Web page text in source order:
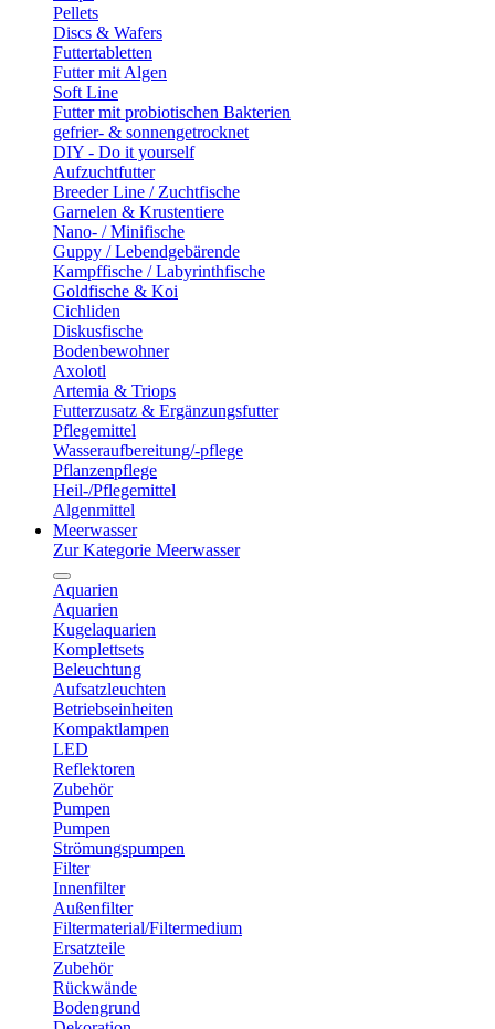
Pellets
Discs & Wafers
Futtertabletten
Futter mit Algen
Soft Line
Futter mit probiotischen Bakterien
gefrier- & sonnengetrocknet
DIY - Do it yourself
Aufzuchtfutter
Breeder Line / Zuchtfische
Garnelen & Krustentiere
Nano- / Minifische
Guppy / Lebendgebärende
Kampffische / Labyrinthfische
Goldfische & Koi
Cichliden
Diskusfische
Bodenbewohner
Axolotl
Artemia & Triops
Futterzusatz & Ergänzungsfutter
Pflegemittel
Wasseraufbereitung/-pflege
Pflanzenpflege
Heil-/Pflegemittel
Algenmittel
Meerwasser
Zur Kategorie Meerwasser
Aquarien
Aquarien
Kugelaquarien
Komplettsets
Beleuchtung
Aufsatzleuchten
Betriebseinheiten
Kompaktlampen
LED
Reflektoren
Zubehör
Pumpen
Pumpen
Strömungspumpen
Filter
Innenfilter
Außenfilter
Filtermaterial/Filtermedium
Ersatzteile
Zubehör
Rückwände
Bodengrund